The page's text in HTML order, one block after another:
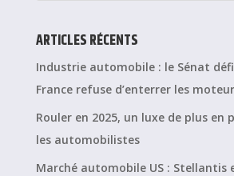
ARTICLES RÉCENTS
Industrie automobile : le Sénat
France refuse d’enterrer les
Rouler en 2025, un luxe de plus en
les automobilistes
Marché automobile US : Stellantis